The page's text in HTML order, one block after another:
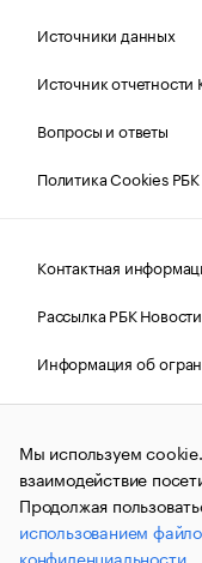
Источники данных
Источник
Вопросы и ответы
Политика Cookies РБК
Контактная
Рассылка РБК Новости
Информация об
Правовая
© АО
и материалы
(зарегистрировано
связи,
коммуникаций
№ФС77-63848)
Мы используем
взаимодействие
Продолжая
использованием
конфиденциальности.